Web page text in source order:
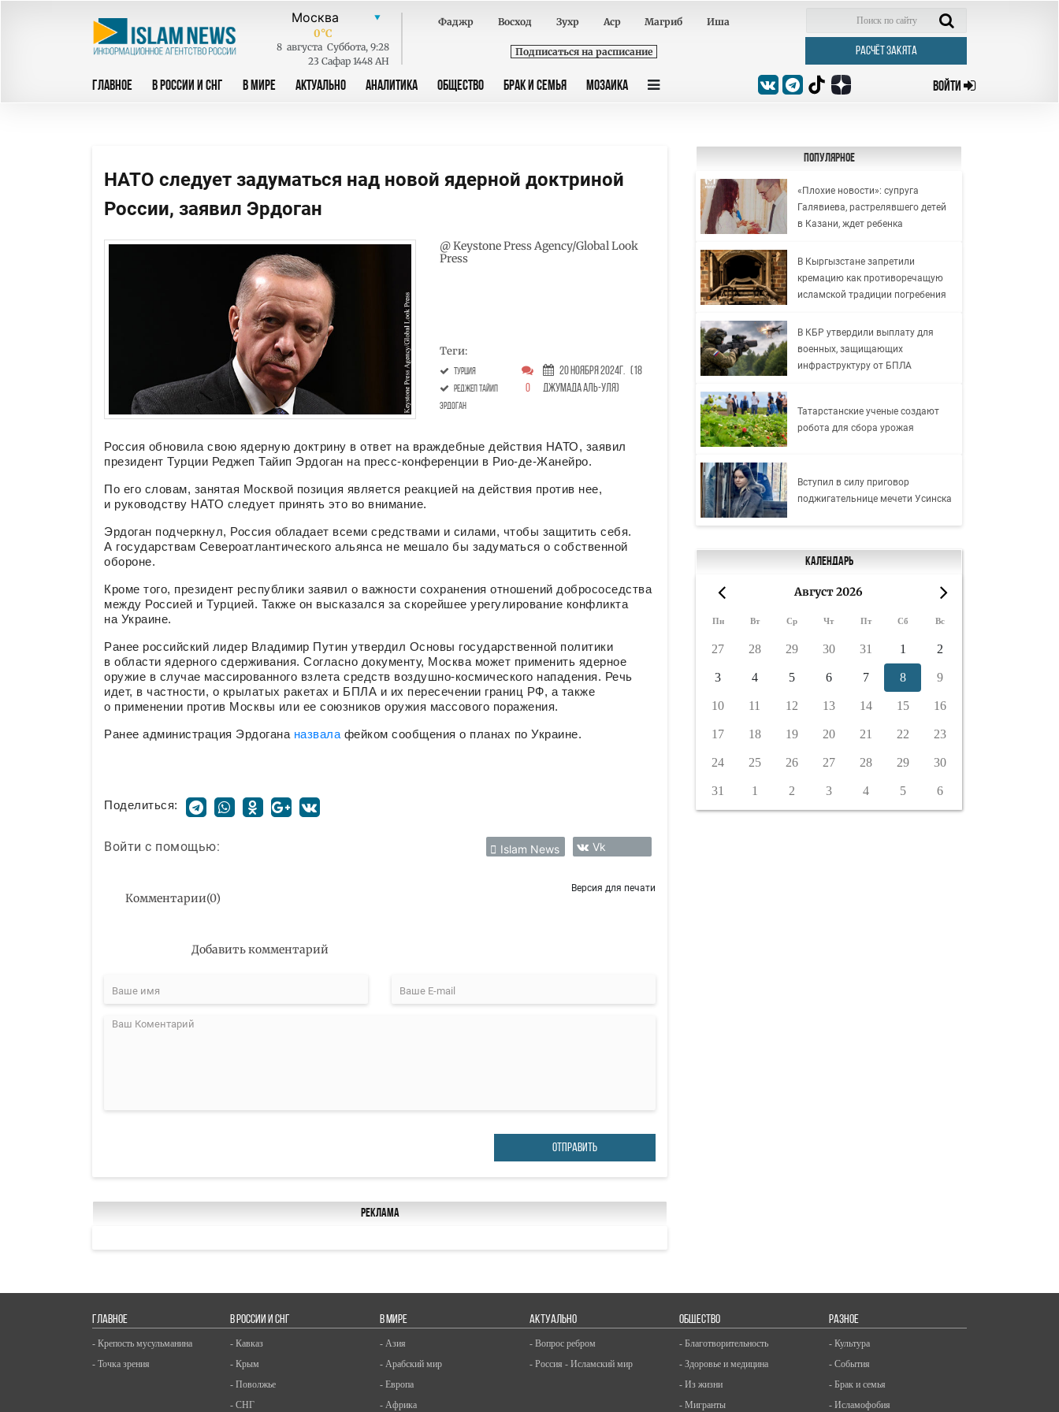
0°C
8 августа Суббота, 9:28
23 Сафар 1448 AH
Фаджр Восход Зухр Аср Магриб Иша
Подписаться на расписание РАСЧЁТ ЗАКЯТА
ГЛАВНОЕ В РОССИИ И СНГ В МИРЕ АКТУАЛЬНО АНАЛИТИКА ОБЩЕСТВО БРАК И СЕМЬЯ МОЗАИКА ВОЙТИ
НАТО следует задуматься над новой ядерной доктриной
России, заявил Эрдоган
@ Keystone Press Agency/Global Look
Press
Теги:
Турция
Реджеп Тайип
Эрдоган
0
20 Ноября 2024г. (18
Джумада аль-уля)
Россия обновила свою ядерную доктрину в ответ на враждебные действия НАТО, заявил
президент Турции Реджеп Тайип Эрдоган на пресс-конференции в Рио-де-Жанейро.
По его словам, занятая Москвой позиция является реакцией на действия против нее,
и руководству НАТО следует принять это во внимание.
Эрдоган подчеркнул, Россия обладает всеми средствами и силами, чтобы защитить себя.
А государствам Североатлантического альянса не мешало бы задуматься о собственной
обороне.
Кроме того, президент республики заявил о важности сохранения отношений добрососедства
между Россией и Турцией. Также он высказался за скорейшее урегулирование конфликта
на Украине.
Ранее российский лидер Владимир Путин утвердил Основы государственной политики
в области ядерного сдерживания. Согласно документу, Москва может применить ядерное
оружие в случае массированного взлета средств воздушно-космического нападения. Речь
идет, в частности, о крылатых ракетах и БПЛА и их пересечении границ РФ, а также
о применении против Москвы или ее союзников оружия массового поражения.
Ранее администрация Эрдогана назвала фейком сообщения о планах по Украине.
Поделиться:
Войти с помощью: Islam News Vk
Комментарии(0)
Версия для печати
Добавить комментарий
ОТПРАВИТЬ
Реклама
Популярное
«Плохие новости»: супруга
Галявиева, растрелявшего детей
в Казани, ждет ребенка
В Кыргызстане запретили
кремацию как противоречащую
исламской традиции погребения
В КБР утвердили выплату для
военных, защищающих
инфраструктуру от БПЛА
Татарстанские ученые создают
робота для сбора урожая
Вступил в силу приговор
поджигательнице мечети Усинска
Календарь
Август 2026
Пн Вт Ср Чт Пт Сб Вс
27 28 29 30 31 1 2
3 4 5 6 7 8 9
10 11 12 13 14 15 16
17 18 19 20 21 22 23
24 25 26 27 28 29 30
31 1 2 3 4 5 6
ГЛАВНОЕ
- Крепость мусульманина
- Точка зрения
В РОССИИ И СНГ
- Кавказ
- Крым
- Поволжье
- СНГ
В МИРЕ
- Азия
- Арабский мир
- Европа
- Африка
АКТУАЛЬНО
- Вопрос ребром
- Россия - Исламский мир
ОБЩЕСТВО
- Благотворительность
- Здоровье и медицина
- Из жизни
- Мигранты
РАЗНОЕ
- Культура
- События
- Брак и семья
- Исламофобия